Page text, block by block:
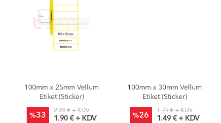
100mm x 25mm Vellum
Etiket (Sticker)
%33
2.28 € + KDV
1.90 € + KDV
100mm x 30mm Vellum
Etiket (Sticker)
%26
1.79 € + KDV
1.49 € + KDV